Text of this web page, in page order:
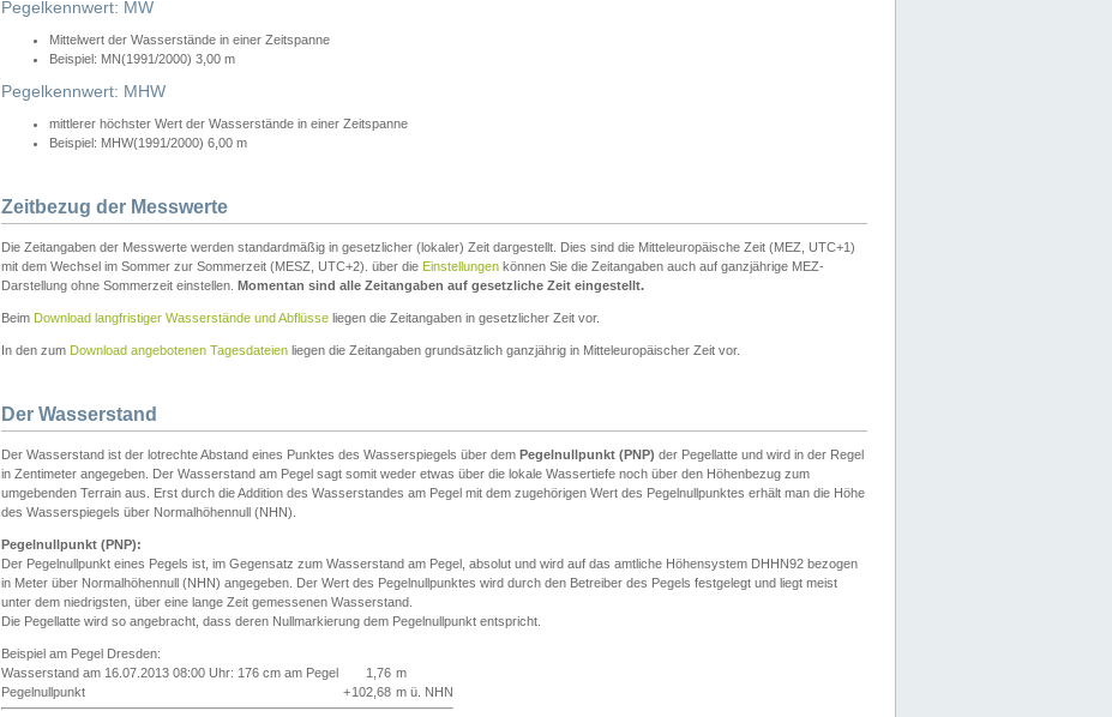
Pegelkennwert: MW
Mittelwert der Wasserstände in einer Zeitspanne
Beispiel: MN(1991/2000) 3,00 m
Pegelkennwert: MHW
mittlerer höchster Wert der Wasserstände in einer Zeitspanne
Beispiel: MHW(1991/2000) 6,00 m
Zeitbezug der Messwerte
Die Zeitangaben der Messwerte werden standardmäßig in gesetzlicher (lokaler) Zeit dargestellt. Dies sind die Mitteleuropäische Zeit (MEZ, UTC+1)
mit dem Wechsel im Sommer zur Sommerzeit (MESZ, UTC+2). über die Einstellungen können Sie die Zeitangaben auch auf ganzjährige MEZ-
Darstellung ohne Sommerzeit einstellen. Momentan sind alle Zeitangaben auf gesetzliche Zeit eingestellt.
Beim Download langfristiger Wasserstände und Abflüsse liegen die Zeitangaben in gesetzlicher Zeit vor.
In den zum Download angebotenen Tagesdateien liegen die Zeitangaben grundsätzlich ganzjährig in Mitteleuropäischer Zeit vor.
Der Wasserstand
Der Wasserstand ist der lotrechte Abstand eines Punktes des Wasserspiegels über dem Pegelnullpunkt (PNP) der Pegellatte und wird in der Regel
in Zentimeter angegeben. Der Wasserstand am Pegel sagt somit weder etwas über die lokale Wassertiefe noch über den Höhenbezug zum
umgebenden Terrain aus. Erst durch die Addition des Wasserstandes am Pegel mit dem zugehörigen Wert des Pegelnullpunktes erhält man die Höhe
des Wasserspiegels über Normalhöhennull (NHN).
Pegelnullpunkt (PNP):
Der Pegelnullpunkt eines Pegels ist, im Gegensatz zum Wasserstand am Pegel, absolut und wird auf das amtliche Höhensystem DHHN92 bezogen
in Meter über Normalhöhennull (NHN) angegeben. Der Wert des Pegelnullpunktes wird durch den Betreiber des Pegels festgelegt und liegt meist
unter dem niedrigsten, über eine lange Zeit gemessenen Wasserstand.
Die Pegellatte wird so angebracht, dass deren Nullmarkierung dem Pegelnullpunkt entspricht.
Beispiel am Pegel Dresden:
Wasserstand am 16.07.2013 08:00 Uhr: 176 cm am Pegel
1,76 m
Pegelnullpunkt
+102,68 m ü. NHN